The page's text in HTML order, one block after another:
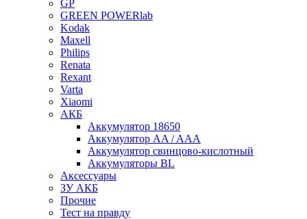
GP
GREEN POWERlab
Kodak
Maxell
Philips
Renata
Rexant
Varta
Xiaomi
АКБ
Аккумулятор 18650
Аккумулятор AA / AAA
Аккумулятор свинцово-кислотный
Аккумуляторы BL
Аксессуары
ЗУ АКБ
Прочие
Тест на правду